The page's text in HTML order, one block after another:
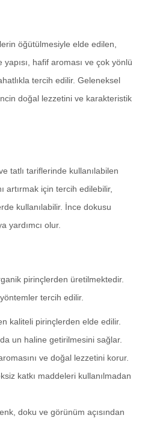
öğütülmesiyle elde edilen,
hafif aroması ve çok yönlü
tercih edilir. Geleneksel
doğal lezzetini ve karakteristik
tatlı tariflerinde kullanılabilen
artırmak için tercih edilebilir,
kullanılabilir. İnce dokusu
yardımcı olur.
pirinçlerden üretilmektedir.
tercih edilir.
kaliteli pirinçlerden elde edilir.
un haline getirilmesini sağlar.
ve doğal lezzetini korur.
katkı maddeleri kullanılmadan
doku ve görünüm açısından